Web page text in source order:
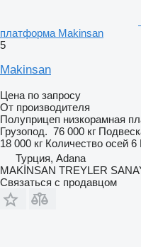
платформа Makinsan
5
Makinsan
Цена по запросу
От производителя
Полуприцеп низкорамная
Грузопод. 76 000 кг
18 000 кг Количество осей 6
Турция, Adana
MAKİNSAN TREYLER
Связаться с продавцом